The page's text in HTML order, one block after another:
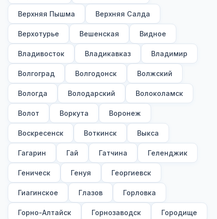
Верхняя Пышма Верхняя Салда
Верхотурье Вешенская Видное
Владивосток Владикавказ Владимир
Волгоград Волгодонск Волжский
Вологда Володарский Волоколамск
Волот Воркута Воронеж
Воскресенск Воткинск Выкса
Гагарин Гай Гатчина Геленджик
Геническ Генуя Георгиевск
Гиагинское Глазов Горловка
Горно-Алтайск Горнозаводск Городище